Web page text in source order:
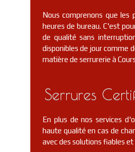
Nous comprenons que les
heures de bureau. C'est
de qualité sans
disponibles de jour comme
matière de serrurerie à
Serrures
En plus de nos services
haute qualité en cas de
avec des solutions fiables